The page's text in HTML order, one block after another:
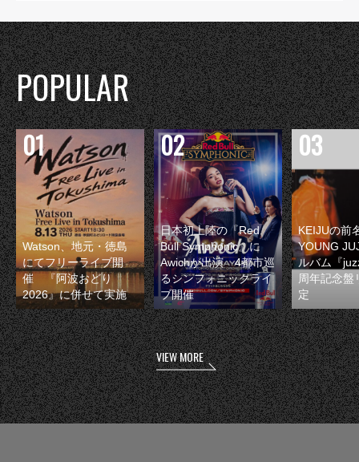
POPULAR
Watson、地元・徳島
にてフリーライブ開
催 『阿波おどり
2026』に併せて実施
日本初上陸の『Red
Bull Symphonic』に
Awichが出演 4都市巡
るシンフォニックライ
ブ開催
KEIJUの前
YOUNG
ルバム『
周年記念盤
定
VIEW MORE